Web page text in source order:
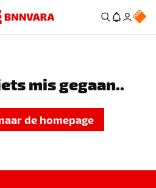
mis gegaan..
de homepage